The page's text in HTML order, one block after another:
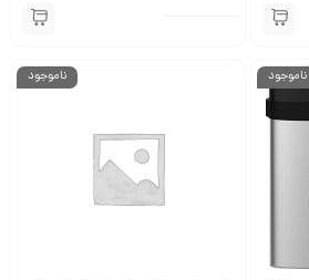
ناموجود ناموجود